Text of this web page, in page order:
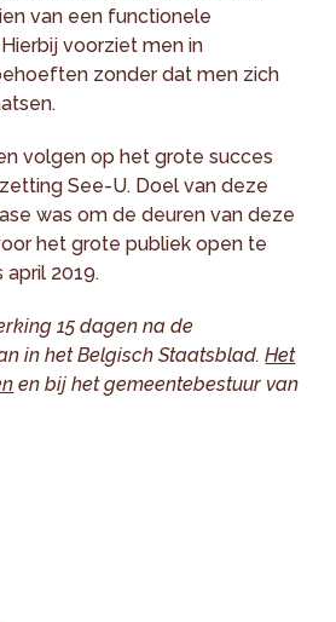
van een functionele
voorziet men in
zonder dat men zich
volgen op het grote succes
See-U. Doel van deze
was om de deuren van deze
het grote publiek open te
2019.
15 dagen na de
in het Belgisch Staatsblad.Het
en bij het gemeentebestuur van